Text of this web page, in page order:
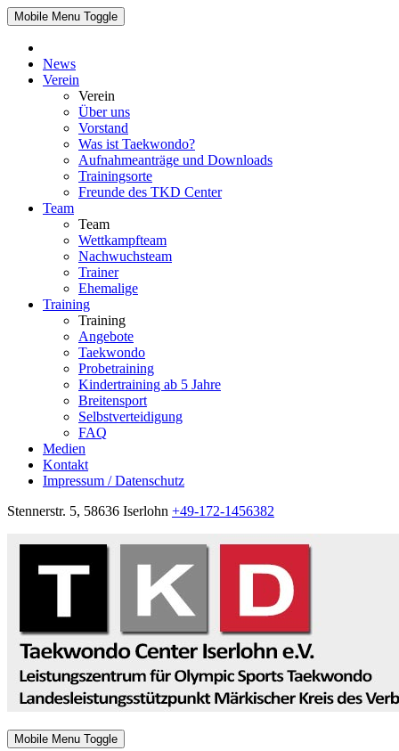
Mobile Menu Toggle
News
Verein
Verein
Über uns
Vorstand
Was ist Taekwondo?
Aufnahmeanträge und Downloads
Trainingsorte
Freunde des TKD Center
Team
Team
Wettkampfteam
Nachwuchsteam
Trainer
Ehemalige
Training
Training
Angebote
Taekwondo
Probetraining
Kindertraining ab 5 Jahre
Breitensport
Selbstverteidigung
FAQ
Medien
Kontakt
Impressum / Datenschutz
Stennerstr. 5, 58636 Iserlohn +49-172-1456382
Mobile Menu Toggle